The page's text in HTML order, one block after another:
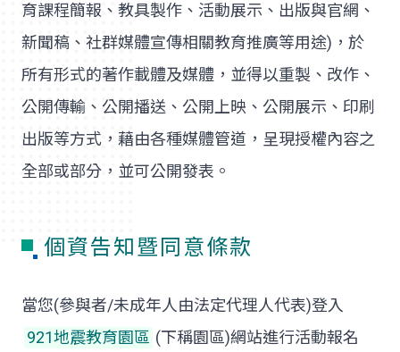
育課程簡報、教具製作、活動展示、出版與官網、
新聞稿、社群媒體宣傳相關教育推廣等用途)，於
所有形式的著作載體及媒體，並得以重製、改作、
公開傳輸、公開播送、公開上映、公開展示、印刷
出版等方式，藉由各種媒體管道，呈現授權內容之
全部或部分，並可公開發表。
個資告知暨同意條款
當您(參與者/未成年人由法定代理人代表)登入
921地震教育園區 (下稱園區)網站進行活動報名